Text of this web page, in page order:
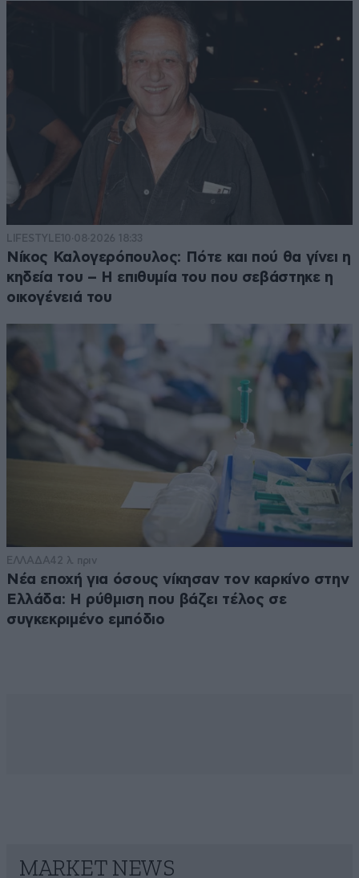
LIFESTYLE10·08·2026 18:33
Νίκος Καλογερόπουλος: Πότε και πού θα γίνει η
κηδεία του – Η επιθυμία του που σεβάστηκε η
οικογένειά του
ΕΛΛΑΔΑ42 λ. πριν
Νέα εποχή για όσους νίκησαν τον καρκίνο στην
Ελλάδα: Η ρύθμιση που βάζει τέλος σε
συγκεκριμένο εμπόδιο
MARKET NEWS